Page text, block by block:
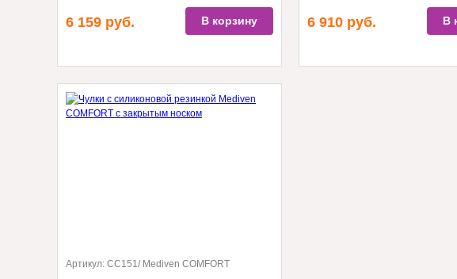
6 159 руб. В корзину 6 910 руб. В
Артикул: CC151/ Mediven COMFORT